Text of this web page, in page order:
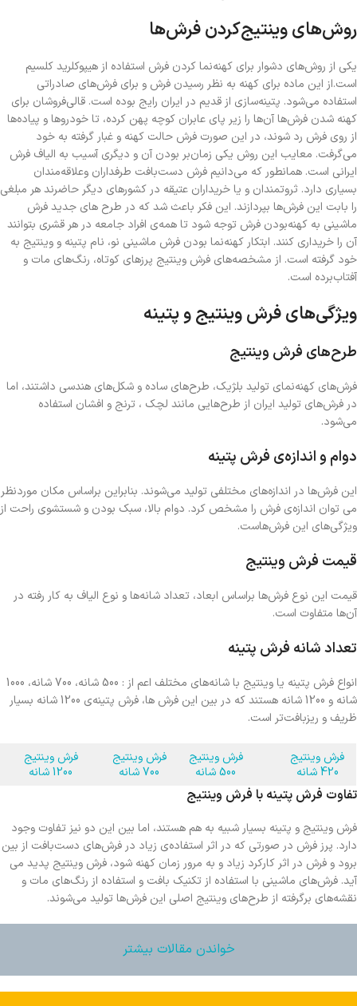
روش‌های وینتیج‌کردن فرش‌ها
یکی از روش‌های دشوار برای کهنه‌نما کردن فرش استفاده از هیپوکلرید کلسیم
است.از این ماده برای کهنه‌ به نظر رسیدن فرش و برای فرش‌های صادراتی
استفاده می‌شود. پتینه‌سازی از قدیم در ایران رایج بوده است. قالی‌فروشان برای
کهنه شدن فرش‌ها آن‌ها را زیر پای عابران کوچه پهن کرده، تا خودروها و پیاده‌ها
از روی فرش رد شوند، در این صورت فرش حالت کهنه و غبار گرفته به خود
می‌گرفت. معایب این روش یکی زما‌ن‌بر بودن آن و دیگری آسیب به الیاف فرش
ایرانی است. همانطور که می‌دانیم فرش دست‌بافت طرفداران وعلاقه‌مندان
بسیاری دارد. ثروتمندان و یا خریداران عتیقه در کشورهای دیگر حاضرند هر مبلغی
را بابت این فرش‌ها بپردازند. این فکر باعث شد که در طرح های جدید فرش
ماشینی به کهنه‌بودن فرش توجه شود تا همه‌ی افراد جامعه در هر قشری بتوانند
آن را خریداری کنند. ابتکار کهنه‌نما بودن فرش ماشینی نو، نام پتینه و وینتیج به
خود گرفته است. از مشخصه‌های فرش وینتیج پرزهای کوتاه، رنگ‌های مات و
آفتاب‌برده است.
ویژگی‌های فرش وینتیج و پتینه
طرح‌های فرش وینتیج
فرش‌های کهنه‌نمای تولید بلژیک، طرح‌های ساده و شکل‌های هندسی داشتند، اما
در فرش‌های تولید ایران از طرح‌هایی مانند لچک ، ترنج و افشان استفاده
می‌شود.
دوام و اندازه‌ی فرش پتینه
این فرش‌ها در اندازه‌های مختلفی تولید می‌شوند. بنابراین براساس مکان موردنظر
می توان اندازه‌ی فرش را مشخص کرد. دوام بالا، سبک بودن و شستشوی راحت از
ویژگی‌های این فرش‌هاست.
قیمت فرش وینتیج
قیمت این نوع فرش‌ها براساس ابعاد، تعداد شانه‌ها و نوع الیاف به کار رفته در
آن‌ها متفاوت است.
تعداد شانه فرش پتینه
انواع فرش پتینه یا وینتیج با شانه‌های مختلف اعم از : 500 شانه، 700 شانه، 1000
شانه و 1200 شانه هستند که در بین این فرش ها، فرش پتینه‌ی 1200 شانه بسیار
ظریف و ریزبافت‌تر است.
فرش وینتیج
420 شانه
فرش وینتیج
500 شانه
فرش وینتیج
700 شانه
فرش وینتیج
1200 شانه
تفاوت فرش پتینه با فرش وینتیج
فرش وینتیج و پتینه بسیار شبیه به هم هستند، اما بین این دو نیز تفاوت وجود
دارد. پرز فرش در صورتی که در اثر استفاده‌ی زیاد در فرش‌های دست‌بافت از بین
برود و فرش در اثر کارکرد زیاد و به مرور زمان کهنه شود، فرش وینتیج پدید می
آید. فرش‌های ماشینی با استفاده از تکنیک بافت و استفاده از رنگ‌های مات و
نقشه‌های برگرفته از طرح‌های وینتیج اصلی این فرش‌ها تولید می‌شوند.
خواندن مقالات بیشتر